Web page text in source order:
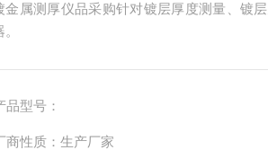
金属测厚仪品采购针对镀层厚度测量、镀
品型号：
商性质：生产厂家